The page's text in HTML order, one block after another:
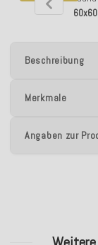
Beschreibung
Merkmale
Angaben zur